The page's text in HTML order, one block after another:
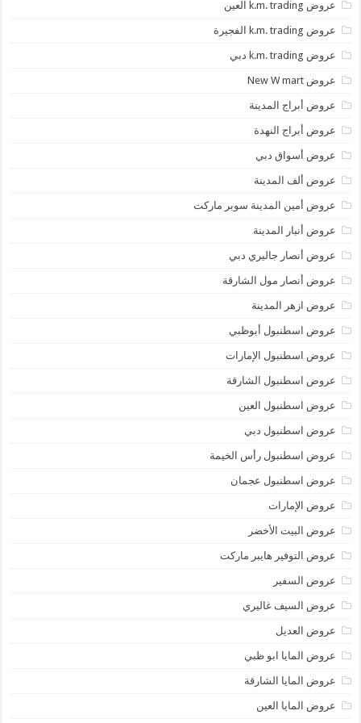
عروض k.m. trading العين
عروض k.m. trading الفجيرة
عروض k.m. trading دبي
عروض New W mart
عروض أبراج المدينة
عروض أبراج النهدة
عروض أسواق دبي
عروض ألف المدينة
عروض أمين المدينة سوبر ماركت
عروض أنبار المدينة
عروض أنصار جاليري دبي
عروض أنصار مول الشارقة
عروض ازهر المدينة
عروض اسطنبول أبوظبي
عروض اسطنبول الإمارات
عروض اسطنبول الشارقة
عروض اسطنبول العين
عروض اسطنبول دبي
عروض اسطنبول رأس الخيمة
عروض اسطنبول عجمان
عروض الإمارات
عروض البيت الأخضر
عروض التوفير هايبر ماركت
عروض السفير
عروض السيف غاليري
عروض العديل
عروض المايا ابو ظبي
عروض المايا الشارقة
عروض المايا العين